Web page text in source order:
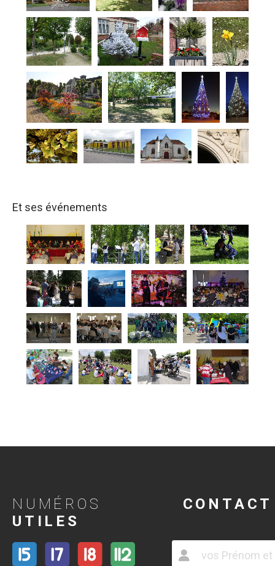
Et ses événements
NUMÉROS
UTILES
CONTACT